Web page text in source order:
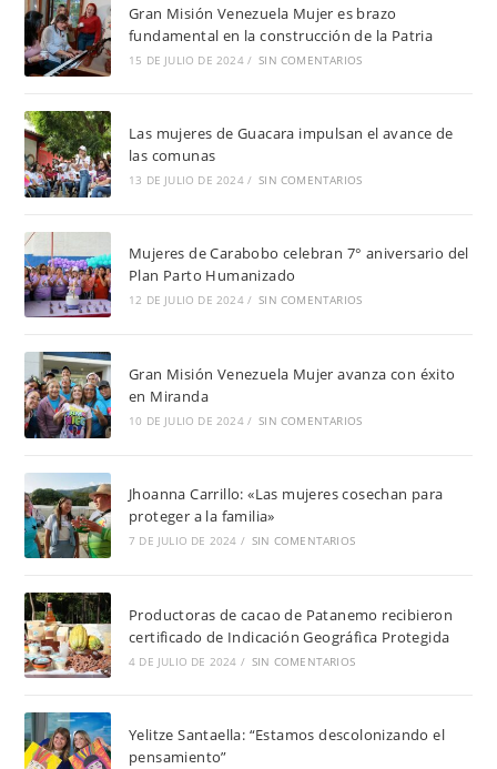
Gran Misión Venezuela Mujer es brazo
fundamental en la construcción de la Patria
15 DE JULIO DE 2024 / SIN COMENTARIOS
Las mujeres de Guacara impulsan el avance de
las comunas
13 DE JULIO DE 2024 / SIN COMENTARIOS
Mujeres de Carabobo celebran 7° aniversario del
Plan Parto Humanizado
12 DE JULIO DE 2024 / SIN COMENTARIOS
Gran Misión Venezuela Mujer avanza con éxito
en Miranda
10 DE JULIO DE 2024 / SIN COMENTARIOS
Jhoanna Carrillo: «Las mujeres cosechan para
proteger a la familia»
7 DE JULIO DE 2024 / SIN COMENTARIOS
Productoras de cacao de Patanemo recibieron
certificado de Indicación Geográfica Protegida
4 DE JULIO DE 2024 / SIN COMENTARIOS
Yelitze Santaella: “Estamos descolonizando el
pensamiento”